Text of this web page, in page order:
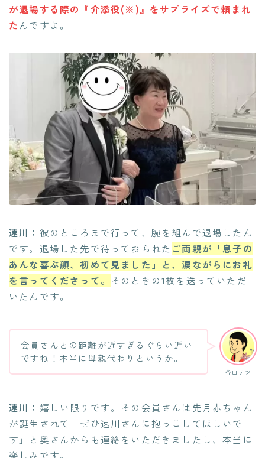
が退場する際の『介添役(※)』をサプライズで頼まれ
た んですよ。
速川： 彼のところまで行って、腕を組んで退場したん
です。退場した先で待っておられた ご両親が「息子の
あんな喜ぶ顔、初めて見ました」と、涙ながらにお礼
を言ってくださって。
そのときの1枚を送っていただ
いたんです。
谷口テツ
会員さんとの距離が近すぎるぐらい近い
ですね！本当に母親代わりというか。
速川： 嬉しい限りです。その会員さんは先月赤ちゃん
が誕生されて「ぜひ速川さんに抱っこしてほしいで
す」と奥さんからも連絡をいただきましたし、本当に
楽しみです。